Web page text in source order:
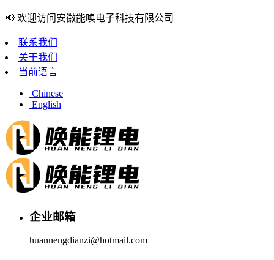
📢 欢迎访问安徽能唤电子科技有限公司
联系我们
关于我们
当前语言
Chinese
English
企业邮箱
huannengdianzi@hotmail.com